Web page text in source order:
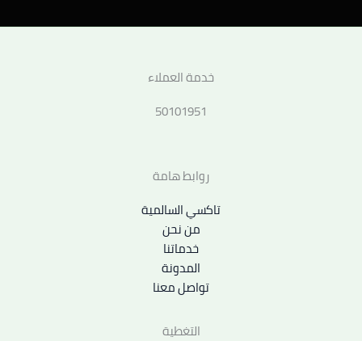
خدمة العملاء
50101951
روابط هامة
تاكسي السالمية
من نحن
خدماتنا
المدونة
تواصل معنا
التغطية